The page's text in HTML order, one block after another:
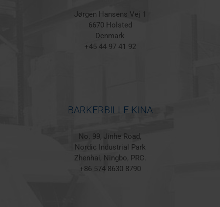
Jørgen Hansens Vej 1
6670 Holsted
Denmark
+45 44 97 41 92
BARKERBILLE KINA
No. 99, Jinhe Road,
Nordic Industrial Park
Zhenhai, Ningbo, PRC.
+86 574 8630 8790